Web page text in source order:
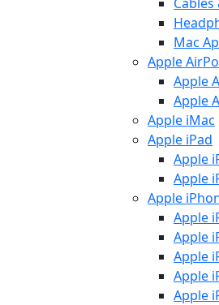
Mac
Apple
Apple
Apple
Apple iMac
Apple iPad
Apple
Apple
Apple
Apple
Apple
Apple
Apple
Apple